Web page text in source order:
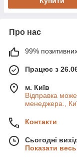
Про нас
99% позитивних
Працює з
м. Київ
Відправка може
менеджера.,
Контакти
Сьогодні
Показати